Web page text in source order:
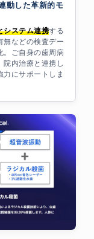
動した革新的モ
システム連携する
無などの検査デー
。ご自身の歯周病
院内治療と連携し
にサポートしま